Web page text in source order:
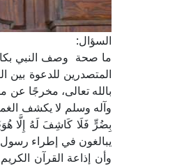
السؤال:
ما صحة وصف النبي
المتصدرين للدعوة
بالله تعالى، مخرجًا عن
وآله وسلم لا يكشف
بِضُرٍّ فَلَا كَاشِفَ لَهُ إِلَّا
يبالغون في إطراء رسول
وأن إذاعة القرآن